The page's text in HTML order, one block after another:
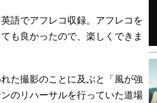
語でアフレコ収録。アフレコを
も良かったので、楽しくできま
た撮影のことに及ぶと「風が強
のリハーサルを行っていた道場